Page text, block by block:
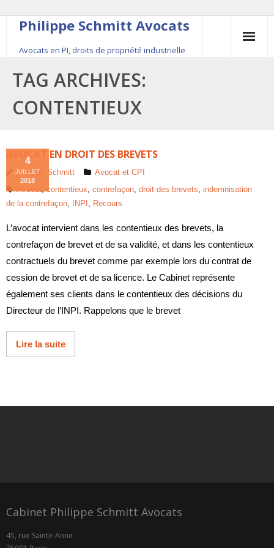
Philippe Schmitt Avocats
Avocats en PI, droits de propriété industrielle
45, rue Saint-Anne, 75001 Paris, +33 (0)1 84 16 35
54
Contact
Le fondateur
Publications
Actualité
TAG ARCHIVES:
CONTENTIEUX
AVOCAT EN DROIT DES BREVETS
4
JUILLET
2018
Philippe Schmitt
Avocat et CPI
Avocat,contentieux, contrefaçon, droit des brevets, indemnisation
de la contrefaçon, INPI , Recours
L’avocat intervient dans les contentieux des brevets, la
contrefaçon de brevet et de sa validité, et dans les contentieux
contractuels du brevet comme par exemple lors du contrat de
cession de brevet et de sa licence. Le Cabinet représente
également ses clients dans le contentieux des décisions du
Directeur de l’INPI. Rappelons que le brevet
Lire la suite
Cabinet Philippe Schmitt Avocats
45, rue Sainte-Anne